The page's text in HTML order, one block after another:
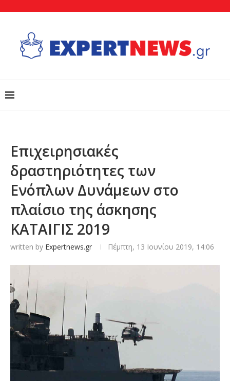
Επιχειρησιακές
δραστηριότητες των
Ενόπλων Δυνάμεων στο
πλαίσιο της άσκησης
ΚΑΤΑΙΓΙΣ 2019
written by Expertnews.gr Πέμπτη, 13 Ιουνίου 2019, 14:06